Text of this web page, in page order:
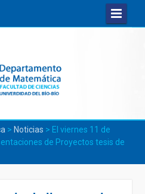
> Noticias > El viernes 11 de
de Proyectos tesis de